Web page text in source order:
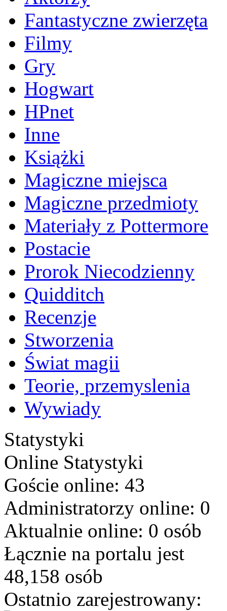
Fantastyczne zwierzęta
Filmy
Gry
Hogwart
HPnet
Inne
Książki
Magiczne miejsca
Magiczne przedmioty
Materiały z Pottermore
Postacie
Prorok Niecodzienny
Quidditch
Recenzje
Stworzenia
Świat magii
Teorie, przemyslenia
Wywiady
Statystyki
Online Statystyki
Goście online: 43
Administratorzy online: 0
Aktualnie online: 0 osób
Łącznie na portalu jest
48,158 osób
Ostatnio zarejestrowany: